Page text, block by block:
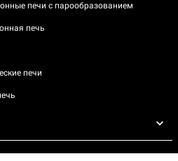
печи с парообразованием
печь
печи